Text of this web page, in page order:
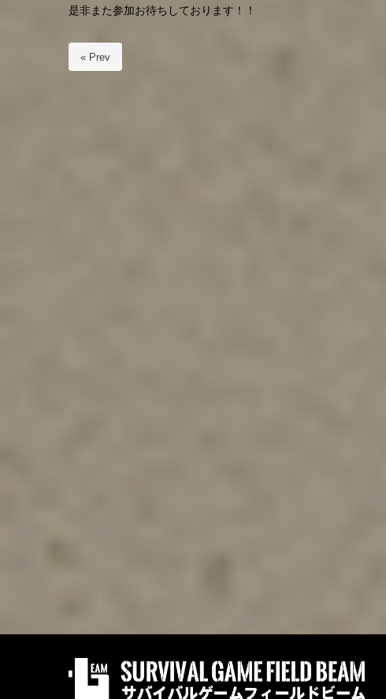
是非また参加お待ちしております！！
« Prev